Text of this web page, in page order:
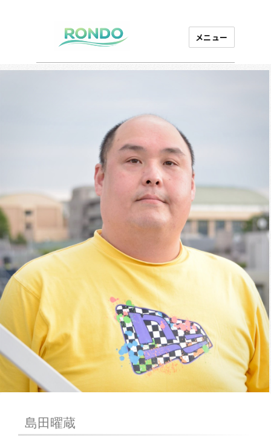
ロンド
芸能プロダクション
メニュー
島田曜蔵